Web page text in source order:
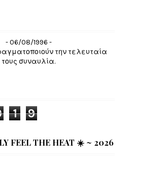
- 06/08/1996 -
την τελευταία
τους συναυλία.
1 9
FEEL THE HEAT ☀️ ~ 2026